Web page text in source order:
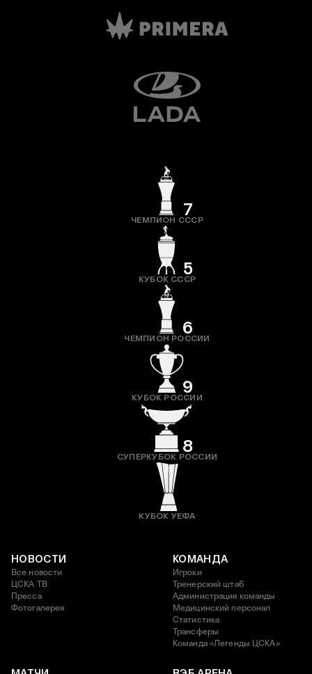
7
ЧЕМПИОН СССР
5
КУБОК СССР
6
ЧЕМПИОН РОССИИ
9
КУБОК РОССИИ
8
СУПЕРКУБОК РОССИИ
КУБОК УЕФА
НОВОСТИ
Все новости
ЦСКА ТВ
Пресса
Фотогалерея
КОМАНДА
Игроки
Тренерский штаб
Администрация команды
Медицинский персонал
Статистика
Трансферы
Команда «Легенды ЦСКА»